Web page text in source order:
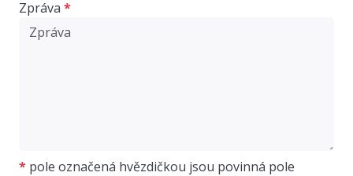
Zpráva *
* pole označená hvězdičkou jsou povinná pole